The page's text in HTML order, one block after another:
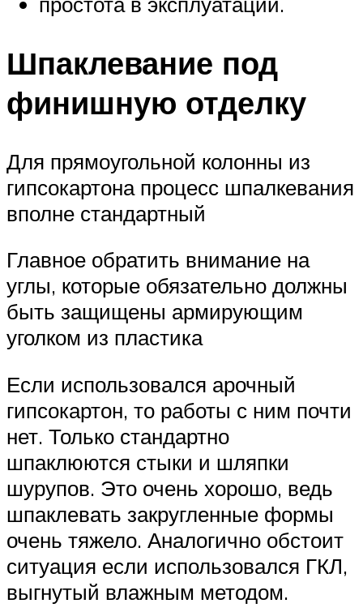
Шпаклевание под
финишную отделку
Для прямоугольной колонны из
гипсокартона процесс шпалкевания
вполне стандартный
Главное обратить внимание на
углы, которые обязательно должны
быть защищены армирующим
уголком из пластика
Если использовался арочный
гипсокартон, то работы с ним почти
нет. Только стандартно
шпаклюются стыки и шляпки
шурупов. Это очень хорошо, ведь
шпаклевать закругленные формы
очень тяжело. Аналогично обстоит
ситуация если использовался ГКЛ,
выгнутый влажным методом.